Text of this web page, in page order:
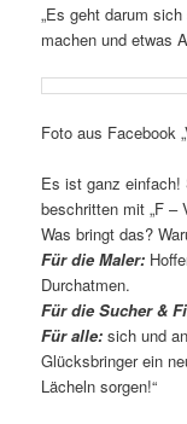
„Es geht darum
machen und etwas
Foto aus Facebook
Es ist ganz einfach!
beschritten mit „F –
Was bringt das?
Für die Maler:
Durchatmen.
Für die Sucher &
Für alle: sich und
Glücksbringer ein
Lächeln sorgen!“